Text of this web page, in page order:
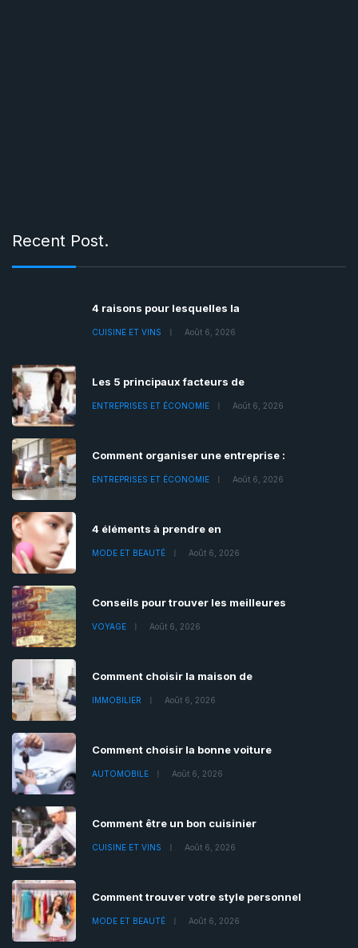
Recent Post.
4 raisons pour lesquelles la
CUISINE ET VINS Août 6, 2026
Les 5 principaux facteurs de
ENTREPRISES ET ÉCONOMIE Août 6, 2026
Comment organiser une entreprise :
ENTREPRISES ET ÉCONOMIE Août 6, 2026
4 éléments à prendre en
MODE ET BEAUTÉ Août 6, 2026
Conseils pour trouver les meilleures
VOYAGE Août 6, 2026
Comment choisir la maison de
IMMOBILIER Août 6, 2026
Comment choisir la bonne voiture
AUTOMOBILE Août 6, 2026
Comment être un bon cuisinier
CUISINE ET VINS Août 6, 2026
Comment trouver votre style personnel
MODE ET BEAUTÉ Août 6, 2026